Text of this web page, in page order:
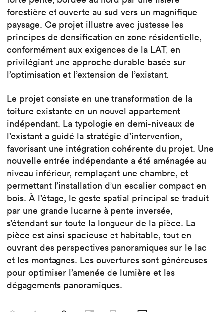
forestière et ouverte au sud vers un magnifique
paysage. Ce projet illustre avec justesse les
principes de densification en zone résidentielle,
conformément aux exigences de la LAT, en
privilégiant une approche durable basée sur
l’optimisation et l’extension de l’existant.
Le projet consiste en une transformation de la
toiture existante en un nouvel appartement
indépendant. La typologie en demi-niveaux de
l’existant a guidé la stratégie d’intervention,
favorisant une intégration cohérente du projet. Une
nouvelle entrée indépendante a été aménagée au
niveau inférieur, remplaçant une chambre, et
permettant l’installation d’un escalier compact en
bois. À l’étage, le geste spatial principal se traduit
par une grande lucarne à pente inversée,
s’étendant sur toute la longueur de la pièce. La
pièce est ainsi spacieuse et habitable, tout en
ouvrant des perspectives panoramiques sur le lac
et les montagnes. Les ouvertures sont généreuses
pour optimiser l’amenée de lumière et les
dégagements panoramiques.